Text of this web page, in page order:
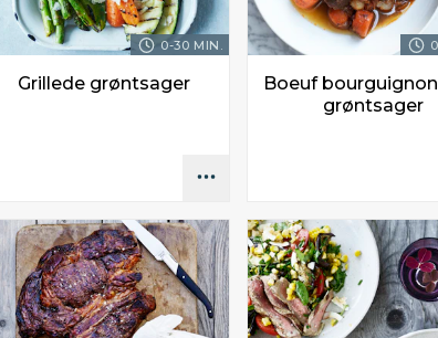
0-30 MIN.
Grillede grøntsager
Boeuf
grøntsager